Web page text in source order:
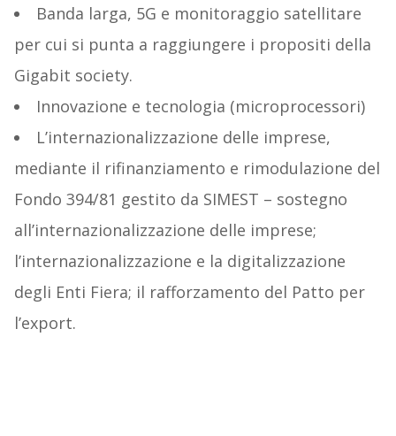
Banda larga, 5G e monitoraggio satellitare
per cui si punta a raggiungere i propositi della
Gigabit society.
Innovazione e tecnologia (microprocessori)
L’internazionalizzazione delle imprese,
mediante il rifinanziamento e rimodulazione del
Fondo 394/81 gestito da SIMEST – sostegno
all’internazionalizzazione delle imprese;
l’internazionalizzazione e la digitalizzazione
degli Enti Fiera; il rafforzamento del Patto per
l’export.